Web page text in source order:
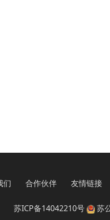
们 合作伙伴 友情链接
苏ICP备14042210号 苏